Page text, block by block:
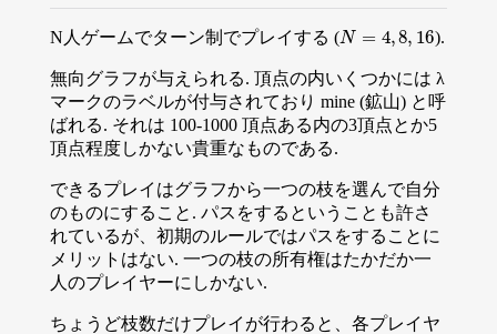
N人ゲームでターン制でプレイする (N = 4,8, 16
N= 4, 8,16 ).
無向グラフが与えられる. 頂点の内いくつかには λ
マークのラベルが付与されており mine (鉱山) と呼
ばれる. それは 100-1000 頂点ある内の3頂点とか5
頂点程度しかない貴重なものである.
できるプレイはグラフから一つの枝を選んで自分
のものにすること. パスをするということも許さ
れているが、初期のルールではパスをすることに
メリットはない. 一つの枝の所有権はたかだか一
人のプレイヤーにしかない.
ちょうど枝数だけプレイが行わると、各プレイヤ